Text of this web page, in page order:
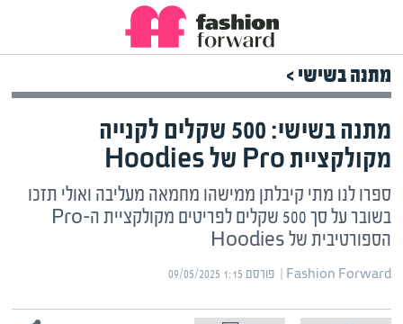
מתנה בשישי >
מתנה בשישי: 500 שקלים לקנייה
מקולקציית Pro של Hoodies
ספרו לנו מתי קיבלתן ממישהו מחמאה מעליבה ואולי תזכו
בשובר על סך 500 שקלים לפריטים מקולקציית ה-Pro
הספורטיבית של Hoodies
Fashion Forward | ‏ פורסם ‎09/05/2025 1:15